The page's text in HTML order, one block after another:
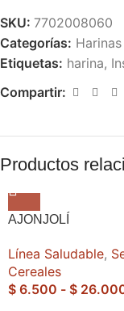
SKU: 7702008060
Categorías:
Etiquetas: harina,
Compartir:
Productos
AJONJOLÍ
Línea Saludable,
Cereales
$ 6.500 - $